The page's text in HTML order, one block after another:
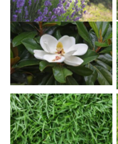
Magnolia grandiflora —
Magnolia
Zoysia matrella —
Rumput Manila